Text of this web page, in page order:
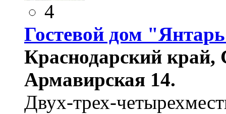
4
Гостевой дом
Краснодарский
Армавирская 14.
Двух-трех-